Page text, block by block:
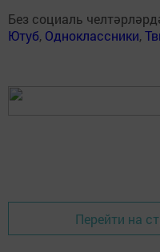
Без социаль
Ютуб, Одноклассники,
Перейти на